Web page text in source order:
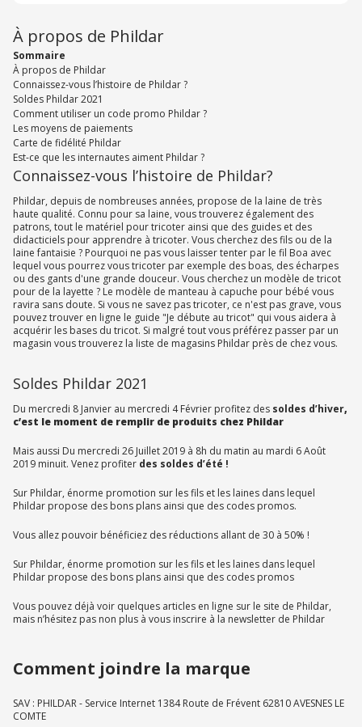
À propos de Phildar
Sommaire
À propos de Phildar
Connaissez-vous l’histoire de Phildar ?
Soldes Phildar 2021
Comment utiliser un code promo Phildar ?
Les moyens de paiements
Carte de fidélité Phildar
Est-ce que les internautes aiment Phildar ?
Connaissez-vous l’histoire de Phildar?
Phildar, depuis de nombreuses années, propose de la laine de très
haute qualité. Connu pour sa laine, vous trouverez également des
patrons, tout le matériel pour tricoter ainsi que des guides et des
didacticiels pour apprendre à tricoter. Vous cherchez des fils ou de la
laine fantaisie ? Pourquoi ne pas vous laisser tenter par le fil Boa avec
lequel vous pourrez vous tricoter par exemple des boas, des écharpes
ou des gants d'une grande douceur. Vous cherchez un modèle de tricot
pour de la layette ? Le modèle de manteau à capuche pour bébé vous
ravira sans doute. Si vous ne savez pas tricoter, ce n'est pas grave, vous
pouvez trouver en ligne le guide "Je débute au tricot" qui vous aidera à
acquérir les bases du tricot. Si malgré tout vous préférez passer par un
magasin vous trouverez la liste de magasins Phildar près de chez vous.
Soldes Phildar 2021
Du mercredi 8 Janvier au mercredi 4 Février profitez des soldes d’hiver,
c’est le moment de remplir de produits chez Phildar
Mais aussi Du mercredi 26 Juillet 2019 à 8h du matin au mardi 6 Août
2019 minuit. Venez profiter des soldes d’été !
Sur Phildar, énorme promotion sur les fils et les laines dans lequel
Phildar propose des bons plans ainsi que des codes promos.
Vous allez pouvoir bénéficiez des réductions allant de 30 à 50% !
Sur Phildar, énorme promotion sur les fils et les laines dans lequel
Phildar propose des bons plans ainsi que des codes promos
Vous pouvez déjà voir quelques articles en ligne sur le site de Phildar,
mais n’hésitez pas non plus à vous inscrire à la newsletter de Phildar
Comment joindre la marque
SAV : PHILDAR - Service Internet 1384 Route de Frévent 62810 AVESNES LE
COMTE